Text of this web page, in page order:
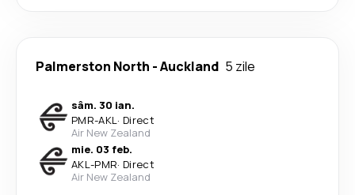
Palmerston North -Auckland 5 zile
sâm. 30 ian.
PMR-AKL· Direct
Air New Zealand
mie. 03 feb.
AKL-PMR· Direct
Air New Zealand